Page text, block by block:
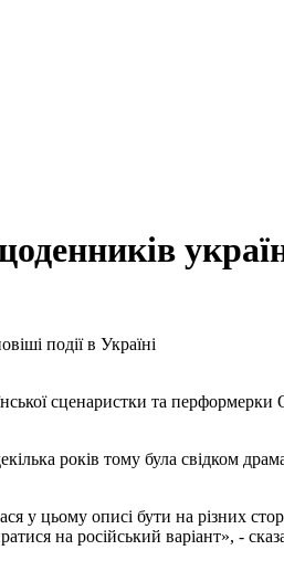
події в Україні
сценаристки та
років тому була свідком
у цьому описі бути на різних
на російський варіант», -